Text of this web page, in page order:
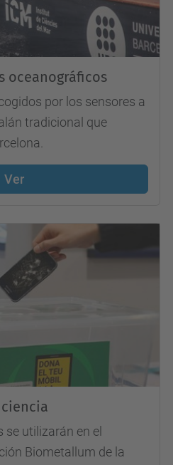
oceanográficos
por los sensores a
tradicional que
Ver
se utilizarán en el
Biometallum de la